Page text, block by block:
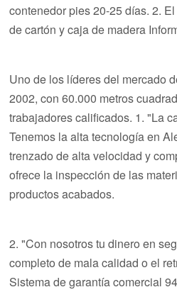
contenedor pies 20-25 días. 2. El embalaje cuidado ! Caja
de cartón y caja de madera
Uno de los líderes del mercado
2002, con 60.000 metros
trabajadores calificados. 1. "La
Tenemos la alta tecnología en
trenzado de alta velocidad y
ofrece la inspección de las
productos acabados.
2. "Con nosotros tu dinero en
completo de mala calidad o el
Sistema de garantía comercial